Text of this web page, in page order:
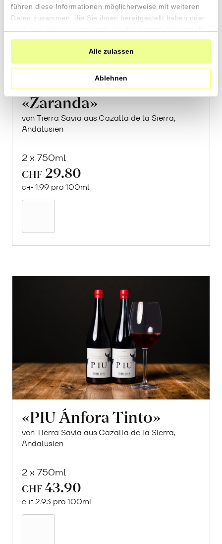
führen diese Informationen möglicherweise mit weiteren
Daten zusammen, die Sie ihnen bereitgestellt haben oder
haben.
Alle zulassen
Ablehnen
«Zaranda»
von Tierra Savia aus Cazalla de la Sierra,
Andalusien
2 x 750ml
CHF 29.80
CHF 1.99 pro 100ml
«PIU Ánfora Tinto»
von Tierra Savia aus Cazalla de la Sierra,
Andalusien
2 x 750ml
CHF 43.90
CHF 2.93 pro 100ml